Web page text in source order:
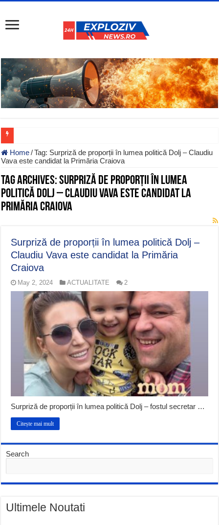
Home/Tag: Surpriză de proporții în lumea politică Dolj – Claudiu
Vava este candidat la Primăria Craiova
Tag Archives:Surpriză de proporții în lumea
politică Dolj – Claudiu Vava este candidat la
Primăria Craiova
Surpriză de proporții în lumea politică Dolj –
Claudiu Vava este candidat la Primăria
Craiova
May 2, 2024 ACTUALITATE 2
Surpriză de proporții în lumea politică Dolj – fostul secretar …
Citește mai mult
Search
Ultimele Noutati